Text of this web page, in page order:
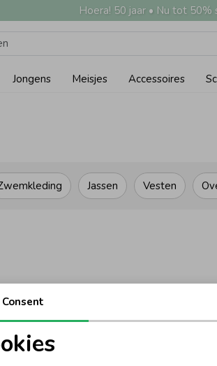
Hoera! 50 jaar • Nu tot 50%
Jongens Meisjes Accessoires
Jassen Vesten
cookies
Consent